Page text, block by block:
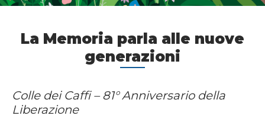
La Memoria parla alle nuove
generazioni
Colle dei Caffi – 81° Anniversario della
Liberazione